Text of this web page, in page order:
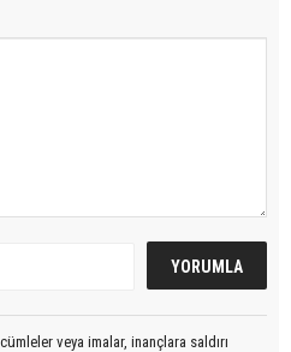
veya imalar, inançlara saldırı